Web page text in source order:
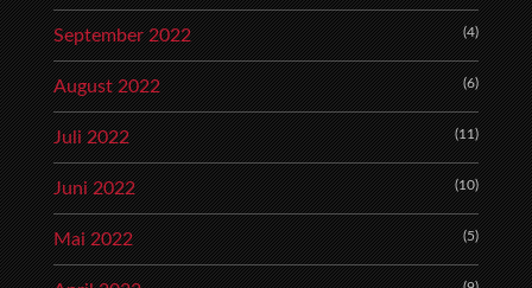
September 2022 (4)
August 2022 (6)
Juli 2022 (11)
Juni 2022 (10)
Mai 2022 (5)